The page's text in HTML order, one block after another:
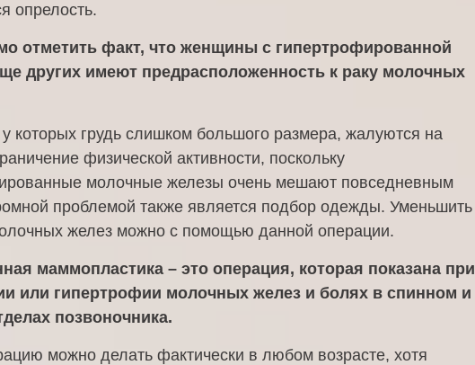
опрелость.
отметить факт, что женщины с гипертрофированной
других имеют предрасположенность к раку молочных
которых грудь слишком большого размера, жалуются на
физической активности, поскольку
молочные железы очень мешают повседневным
проблемой также является подбор одежды. Уменьшить
желез можно с помощью данной операции.
маммопластика – это операция, которая показана при
или гипертрофии молочных желез и болях в спинном и
позвоночника.
можно делать фактически в любом возрасте, хотя